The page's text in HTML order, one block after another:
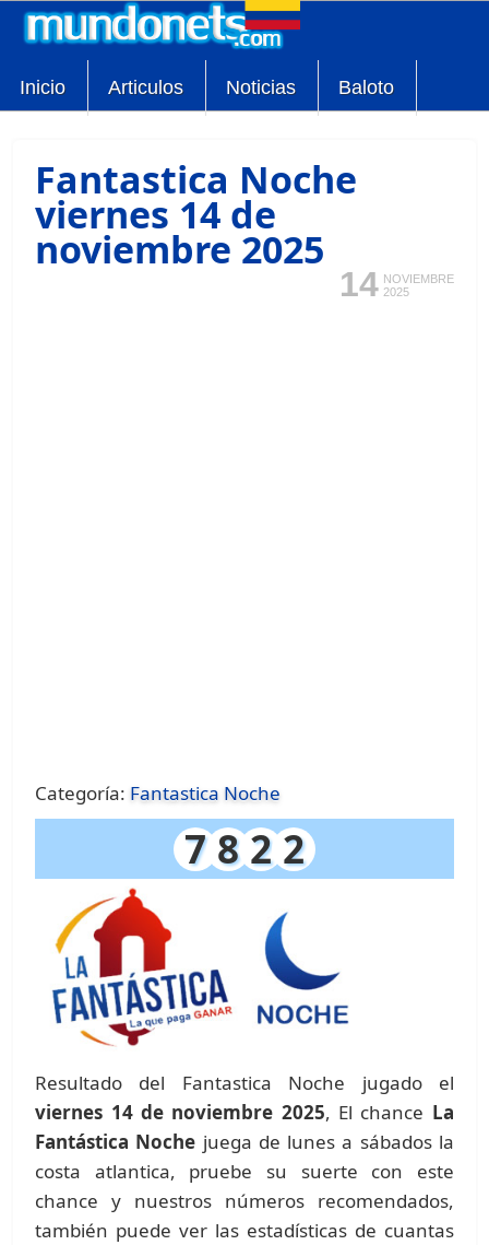
Inicio Articulos Noticias Baloto
Fantastica Noche
viernes 14 de
noviembre 2025
14 NOVIEMBRE
2025
Categoría: Fantastica Noche
7 8 2 2
Resultado del Fantastica Noche jugado el
viernes 14 de noviembre 2025, El chance La
Fantástica Noche juega de lunes a sábados la
costa atlantica, pruebe su suerte con este
chance y nuestros números recomendados,
también puede ver las estadísticas de cuantas